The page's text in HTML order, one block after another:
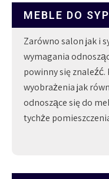
MEBLE DO
Zarówno salon jak i
wymagania
powinny się znaleźć.
wyobrażenia jak
odnoszące się do
tychże